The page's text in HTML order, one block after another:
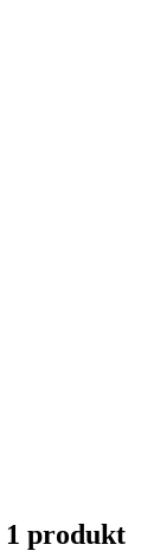
1 produkt